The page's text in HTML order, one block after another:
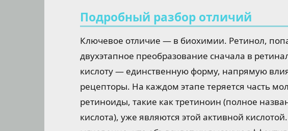
Подробный разбор отличий
Ключевое отличие — в биохимии. Ретинол,
двухэтапное преобразование сначала в
кислоту — единственную форму, напрямую
рецепторы. На каждом этапе теряется часть
ретиноиды, такие как третиноин (полное
кислота), уже являются этой активной